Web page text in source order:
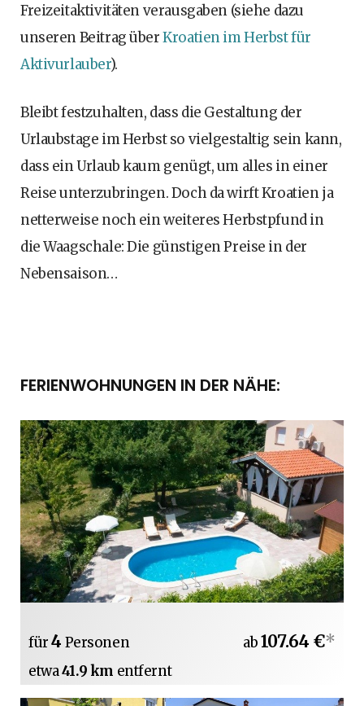
Freizeitaktivitäten verausgaben (siehe dazu
unseren Beitrag überKroatien im Herbst für
Aktivurlauber).
Bleibt festzuhalten, dass die Gestaltung der
Urlaubstage im Herbst so vielgestaltig sein kann,
dass ein Urlaub kaum genügt, um alles in einer
Reise unterzubringen. Doch da wirft Kroatien ja
netterweise noch ein weiteres Herbstpfund in
die Waagschale: Die günstigen Preise in der
Nebensaison…
FERIENWOHNUNGEN IN DER NÄHE:
für4 Personen
etwa41.9 km entfernt
ab107.64 €*